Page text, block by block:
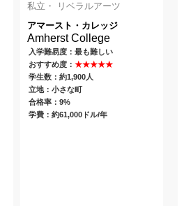
私立・ リベラルアーツ
アマースト・カレッジ
Amherst College
入学難易度：最も難しい
おすすめ度：★★★★★
学生数：約1,900人
立地：小さな町
合格率：9%
学費：約61,000ドル/年